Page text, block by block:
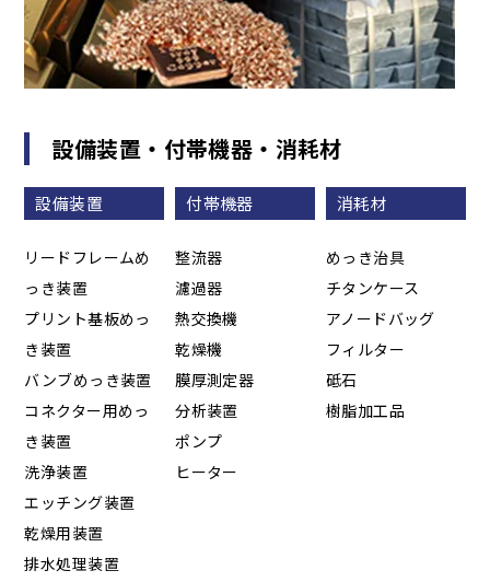
設備装置・付帯機器・消耗材
設備装置
リードフレームめ
っき装置
プリント基板めっ
き装置
バンブめっき装置
コネクター用めっ
き装置
洗浄装置
エッチング装置
乾燥用装置
排水処理装置
付帯機器
整流器
濾過器
熱交換機
乾燥機
膜厚測定器
分析装置
ポンプ
ヒーター
消耗材
めっき治具
チタンケース
アノードバッグ
フィルター
砥石
樹脂加工品